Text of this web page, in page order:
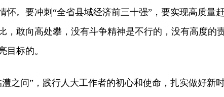
怀。要冲刺“全省县域经济前三十强”，要实现高质量
，敢向高处攀，没有斗争精神是不行的，没有高度的
目标的。
问”，践行人大工作者的初心和使命，扎实做好新